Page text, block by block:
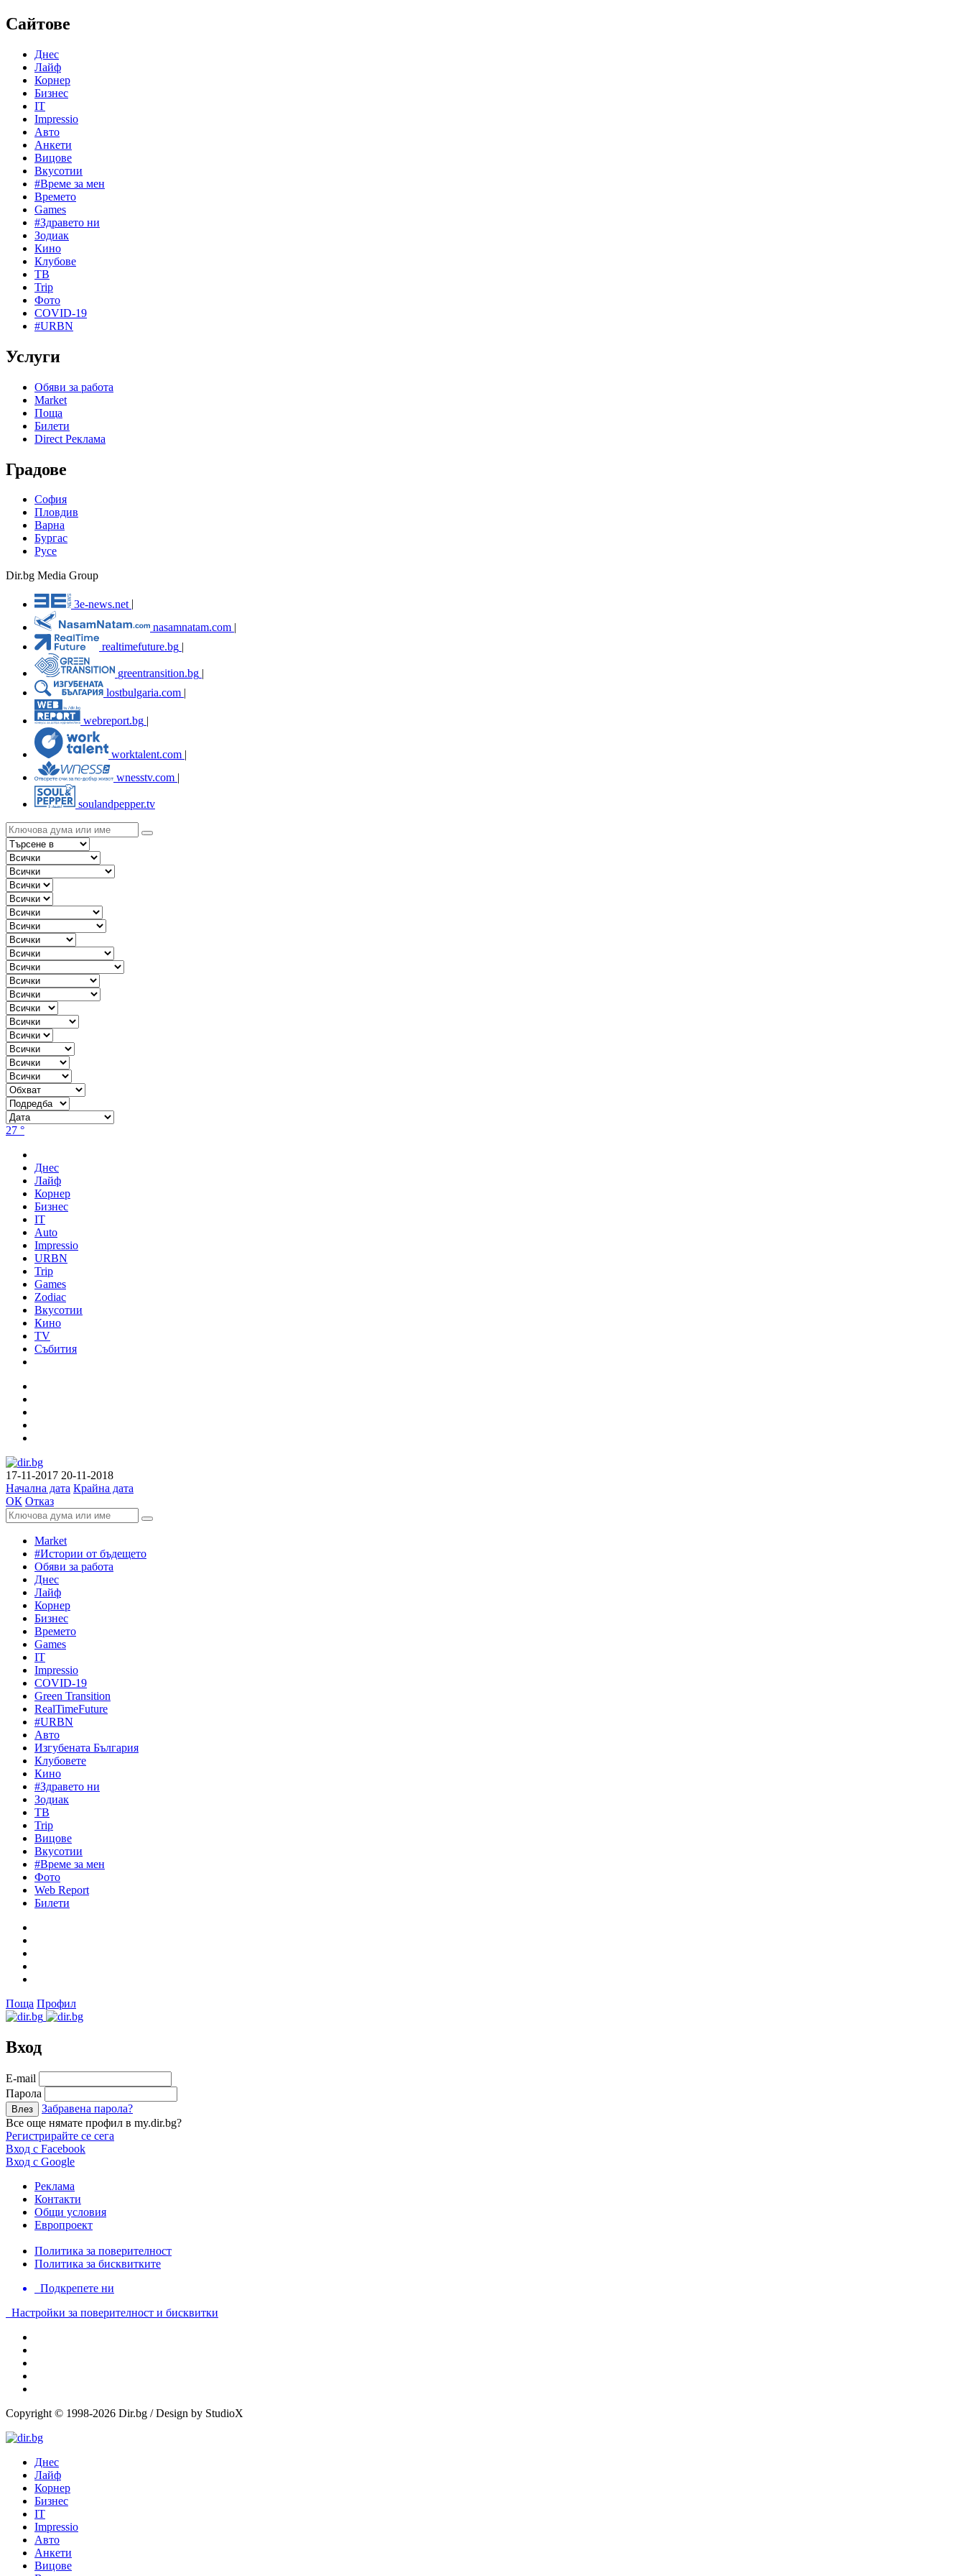
Сайтове
Днес
Лайф
Корнер
Бизнес
IT
Impressio
Авто
Анкети
Вицове
Вкусотии
#Време за мен
Времето
Games
#Здравето ни
Зодиак
Кино
Клубове
ТВ
Trip
Фото
COVID-19
#URBN
Услуги
Обяви за работа
Market
Поща
Билети
Direct Реклама
Градове
София
Пловдив
Варна
Бургас
Русе
Dir.bg Media Group
3e-news.net
nasamnatam.com |
realtimefuture.bg |
greentransition.bg |
lostbulgaria.com |
webreport.bg
worktalent.com |
wnesstv.com |
soulandpepper.tv
27 °
Днес
Лайф
Корнер
Бизнес
IT
Auto
Impressio
URBN
Trip
Games
Zodiac
Вкусотии
Кино
TV
Събития
17-11-2017 20-11-2018
Начална дата Крайна дата
ОК Отказ
Market
#Истории от бъдещето
Обяви за работа
Днес
Лайф
Корнер
Бизнес
Времето
Games
IT
Impressio
COVID-19
Green Transition
RealTimeFuture
#URBN
Авто
Изгубената България
Клубовете
Кино
#Здравето ни
Зодиак
ТВ
Trip
Вицове
Вкусотии
#Време за мен
Фото
Web Report
Билети
Поща Профил
Вход
Е-mail
Парола
Забравена парола?
Все още нямате профил в my.dir.bg?
Регистрирайте се сега
Вход с Facebook
Вход с Google
Реклама
Контакти
Общи условия
Европроект
Политика за поверителност
Политика за бисквитките
Подкрепете ни
Настройки за поверителност и бисквитки
Copyright © 1998-2026 Dir.bg / Design by StudioX
Днес
Лайф
Корнер
Бизнес
IT
Impressio
Авто
Анкети
Вицове